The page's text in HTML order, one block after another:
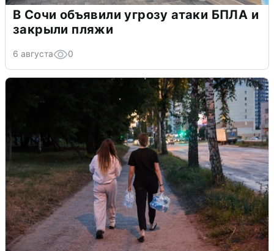
В Сочи объявили угрозу атаки БПЛА и
закрыли пляжи
6 августа 0